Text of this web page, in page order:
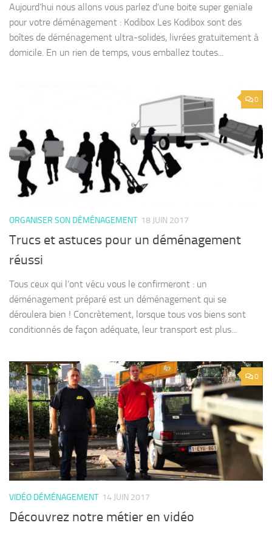
Aujourd’hui nous allons vous parlez d’une boite super geniale
pour votre déménagement : Kodibox Les Kodibox sont des
boîtes de déménagement ultra-solides, livrées gratuitement à
domicile. En un rien de temps, vous emballez toutes...
0
ORGANISER SON DÉMÉNAGEMENT 18 JUIN 2017
Trucs et astuces pour un déménagement
réussi
Tous ceux qui l’ont vécu vous le confirmeront : un
déménagement préparé est un déménagement qui se
déroulera bien ! Concrètement, lorsque tous vos biens sont
conditionnés de façon adéquate, leur transport est plus...
0
VIDÉO DÉMÉNAGEMENT 14 JUIN 2017
Découvrez notre métier en vidéo